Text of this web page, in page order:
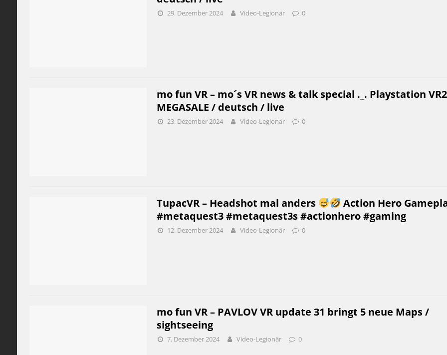
29. Dezember 2024 Video-Legionär 0
mo fun VR – mo´s VR news & talk special ._. Playstation VR2
MEGASALE / deutsch / live
23. Dezember 2024 Video-Legionär 0
TupacVR – Headshot mal anders
Action Hero
#metaquest3 #metaquest3s #actionhero #gaming
12. Dezember 2024 Video-Legionär 0
mo fun VR – PAVLOV VR update 31 bringt 5 neue Maps /
sightseeing
7. Dezember 2024 Video-Legionär 0